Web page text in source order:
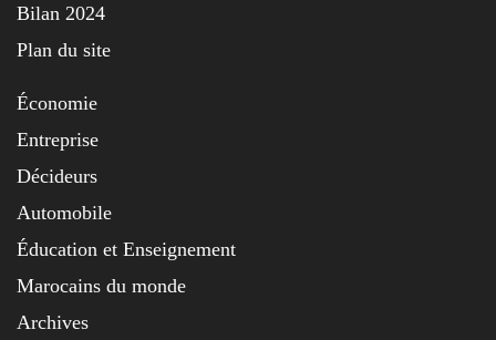
Bilan 2024
Plan du site
Économie
Entreprise
Décideurs
Automobile
Éducation et Enseignement
Marocains du monde
Archives